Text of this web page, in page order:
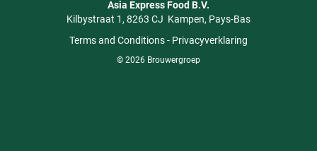
Asia Express Food B.V.
Kilbystraat 1 8263 CJ Kampen Pays-Bas
Terms and Conditions- Privacyverklaring
© 2026 Brouwergroep